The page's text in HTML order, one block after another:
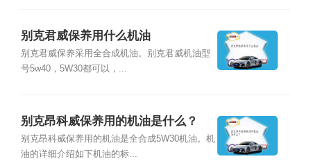
别克君威保养用什么机油
别克君威保养采用全合成机油。别克君威机油型
号5w40，5W30都可以，...
别克昂科威保养用的机油是什么？
别克昂科威保养用的机油是全合成5W30机油。机
油的详细介绍如下机油的标...